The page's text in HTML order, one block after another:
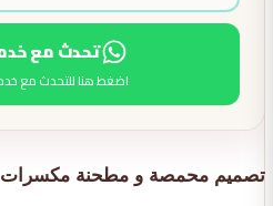
تحدث مع
اضغط هنا للتحدث مع خدمة
تصميم محمصة و مطحنة مكسرات